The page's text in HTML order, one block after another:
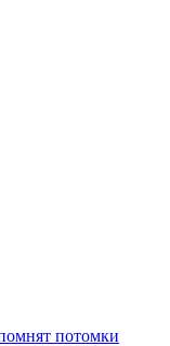
потомки